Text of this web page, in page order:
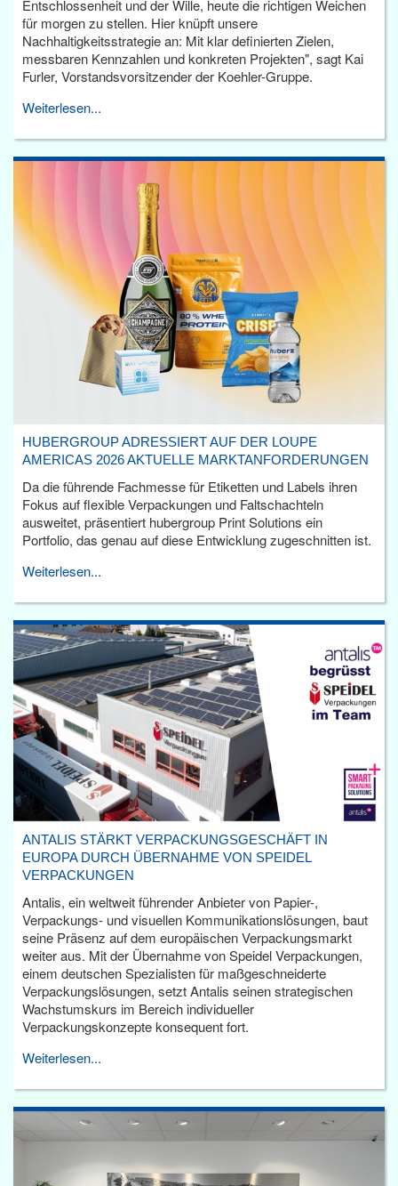
Entschlossenheit und der Wille, heute die richtigen Weichen
für morgen zu stellen. Hier knüpft unsere
Nachhaltigkeitsstrategie an: Mit klar definierten Zielen,
messbaren Kennzahlen und konkreten Projekten", sagt Kai
Furler, Vorstandsvorsitzender der Koehler-Gruppe.
Weiterlesen...
HUBERGROUP ADRESSIERT AUF DER LOUPE
AMERICAS 2026 AKTUELLE MARKTANFORDERUNGEN
Da die führende Fachmesse für Etiketten und Labels ihren
Fokus auf flexible Verpackungen und Faltschachteln
ausweitet, präsentiert hubergroup Print Solutions ein
Portfolio, das genau auf diese Entwicklung zugeschnitten ist.
Weiterlesen...
ANTALIS STÄRKT VERPACKUNGSGESCHÄFT IN
EUROPA DURCH ÜBERNAHME VON SPEIDEL
VERPACKUNGEN
Antalis, ein weltweit führender Anbieter von Papier-,
Verpackungs- und visuellen Kommunikationslösungen, baut
seine Präsenz auf dem europäischen Verpackungsmarkt
weiter aus. Mit der Übernahme von Speidel Verpackungen,
einem deutschen Spezialisten für maßgeschneiderte
Verpackungslösungen, setzt Antalis seinen strategischen
Wachstumskurs im Bereich individueller
Verpackungskonzepte konsequent fort.
Weiterlesen...